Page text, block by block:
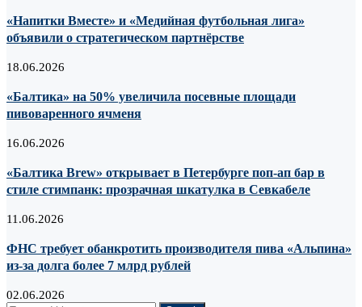
«Напитки Вместе» и «Медийная футбольная лига»
объявили о стратегическом партнёрстве
18.06.2026
«Балтика» на 50% увеличила посевные площади
пивоваренного ячменя
16.06.2026
«Балтика Brew» открывает в Петербурге поп-ап бар в
стиле стимпанк: прозрачная шкатулка в Севкабеле
11.06.2026
ФНС требует обанкротить производителя пива «Альпина»
из-за долга более 7 млрд рублей
02.06.2026